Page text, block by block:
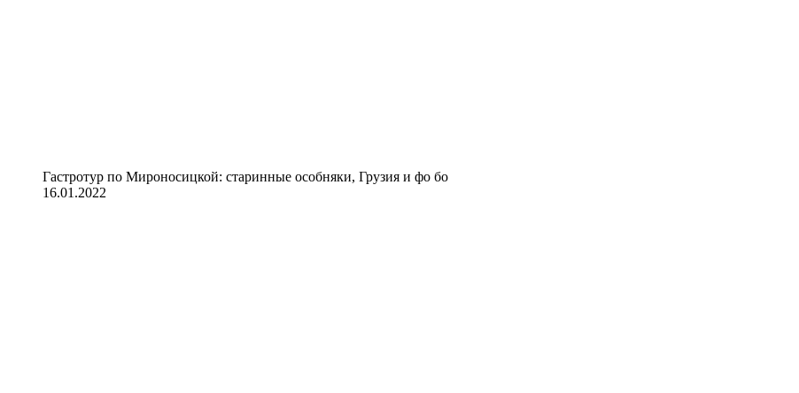
Гастротур по Мироносицкой: старинные особняки, Грузия и фо бо
16.01.2022